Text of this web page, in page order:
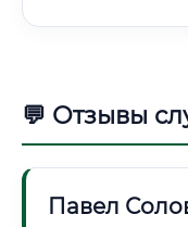
💬 Отзывы
Павел